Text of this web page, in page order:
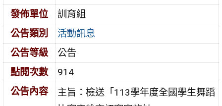
發佈單位
訓育組
公告類別
活動訊息
公告等級
公告
點閱次數
914
公告內容
主旨：檢送「113學年度全國學生舞蹈